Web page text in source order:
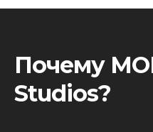
Почему
Studios?